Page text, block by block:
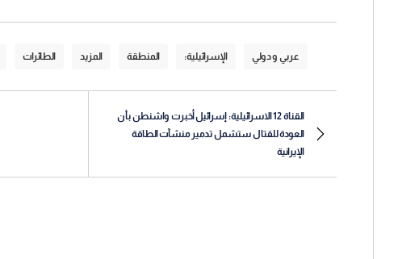
عربي و دولي الإسرائيلية: المنطقة المزيد الطائرات
القناة 12 الاسرائيلية: إسرائيل أخبرت واشنطن بأن
العودة للقتال ستشمل تدمير منشآت الطاقة
الإيرانية